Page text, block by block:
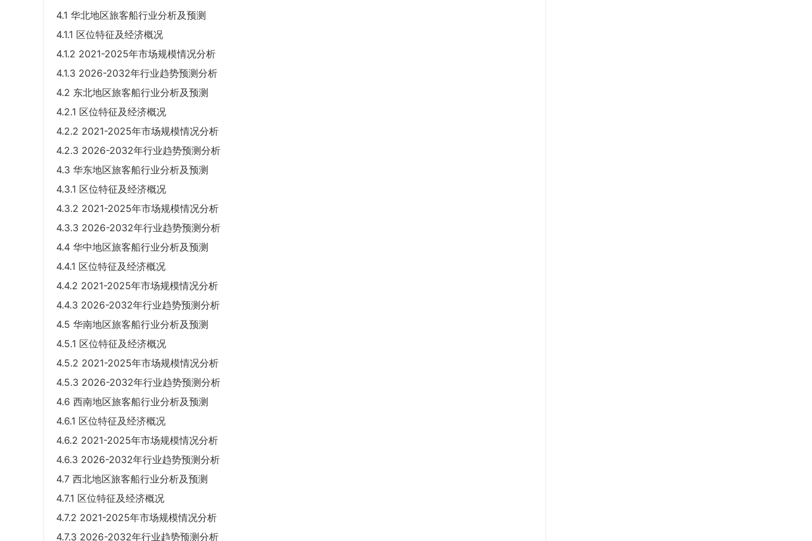
4.1 华北地区旅客船行业分析及预测
4.1.1 区位特征及经济概况
4.1.2 2021-2025年市场规模情况分析
4.1.3 2026-2032年行业趋势预测分析
4.2 东北地区旅客船行业分析及预测
4.2.1 区位特征及经济概况
4.2.2 2021-2025年市场规模情况分析
4.2.3 2026-2032年行业趋势预测分析
4.3 华东地区旅客船行业分析及预测
4.3.1 区位特征及经济概况
4.3.2 2021-2025年市场规模情况分析
4.3.3 2026-2032年行业趋势预测分析
4.4 华中地区旅客船行业分析及预测
4.4.1 区位特征及经济概况
4.4.2 2021-2025年市场规模情况分析
4.4.3 2026-2032年行业趋势预测分析
4.5 华南地区旅客船行业分析及预测
4.5.1 区位特征及经济概况
4.5.2 2021-2025年市场规模情况分析
4.5.3 2026-2032年行业趋势预测分析
4.6 西南地区旅客船行业分析及预测
4.6.1 区位特征及经济概况
4.6.2 2021-2025年市场规模情况分析
4.6.3 2026-2032年行业趋势预测分析
4.7 西北地区旅客船行业分析及预测
4.7.1 区位特征及经济概况
4.7.2 2021-2025年市场规模情况分析
4.7.3 2026-2032年行业趋势预测分析